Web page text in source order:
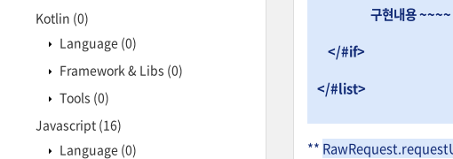
Kotlin (0)
Language (0)
Framework & Libs (0)
Tools (0)
Javascript (16)
Language (0)
구현내용 ~~~~
</#if>
</#list>
**